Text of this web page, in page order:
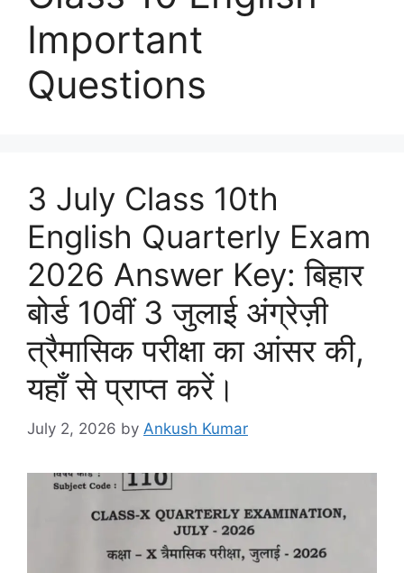
Important
Questions
3 July Class 10th
English Quarterly Exam
2026 Answer Key: बिहार
बोर्ड 10वीं 3 जुलाई अंग्रेज़ी
त्रैमासिक परीक्षा का आंसर की,
यहाँ से प्राप्त करें।
July 2, 2026 by Ankush Kumar